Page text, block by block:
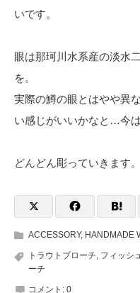
いです。
眼は那珂川水系産の淡水
を。
実際の鱒の眼とはやや異
い感じがいいかなと…今は
どんどん彫っていきます。
ACCESSORY, HANDMADE
トラウトブローチ, フィッシ
ーチ
コメント: 0